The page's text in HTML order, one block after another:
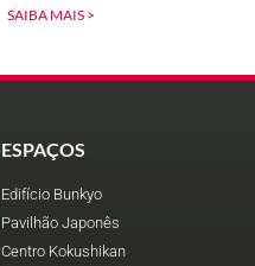
SAIBA MAIS >
ESPAÇOS
Edifício Bunkyo
Pavilhão Japonês
Centro Kokushikan